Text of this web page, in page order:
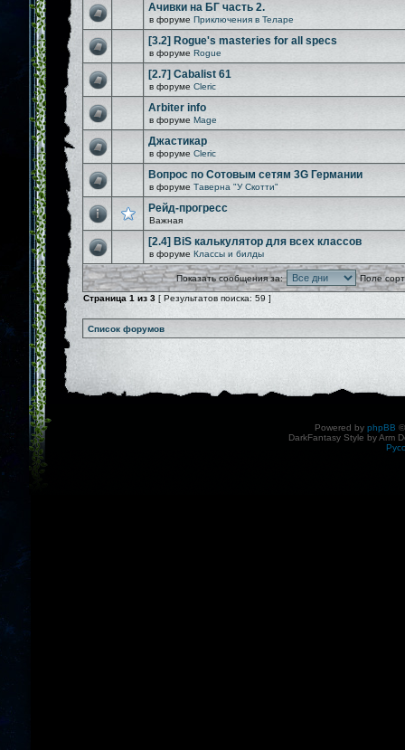
Ачивки на БГ часть 2.
в форуме Приключения в Теларе
[3.2] Rogue's masteries for all specs
в форуме Rogue
[2.7] Cabalist 61
в форуме Cleric
Arbiter info
в форуме Mage
Джастикар
в форуме Cleric
Вопрос по Сотовым сетям 3G Германии
в форуме Таверна "У Скотти"
Рейд-прогресс
Важная
[2.4] BiS калькулятор для всех классов
в форуме Классы и билды
Показать сообщения за:
Поле
Страница 1 из 3 [ Результатов поиска: 59 ]
Список форумов
Powered by phpBB
DarkFantasy Style by Arm